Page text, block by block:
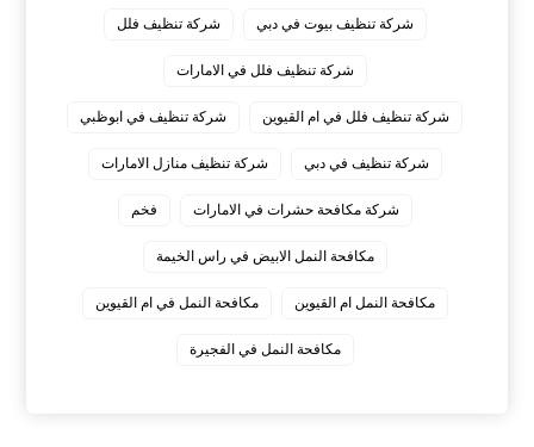
شركة تنظيف بيوت في دبي شركة تنظيف فلل
شركة تنظيف فلل في الامارات
شركة تنظيف فلل في ام القيوين شركة تنظيف في ابوظبي
شركة تنظيف في دبي شركة تنظيف منازل الامارات
شركة مكافحة حشرات في الامارات فخم
مكافحة النمل الابيض في راس الخيمة
مكافحة النمل ام القيوين مكافحة النمل في ام القيوين
‏مكافحة النمل في الفجيرة